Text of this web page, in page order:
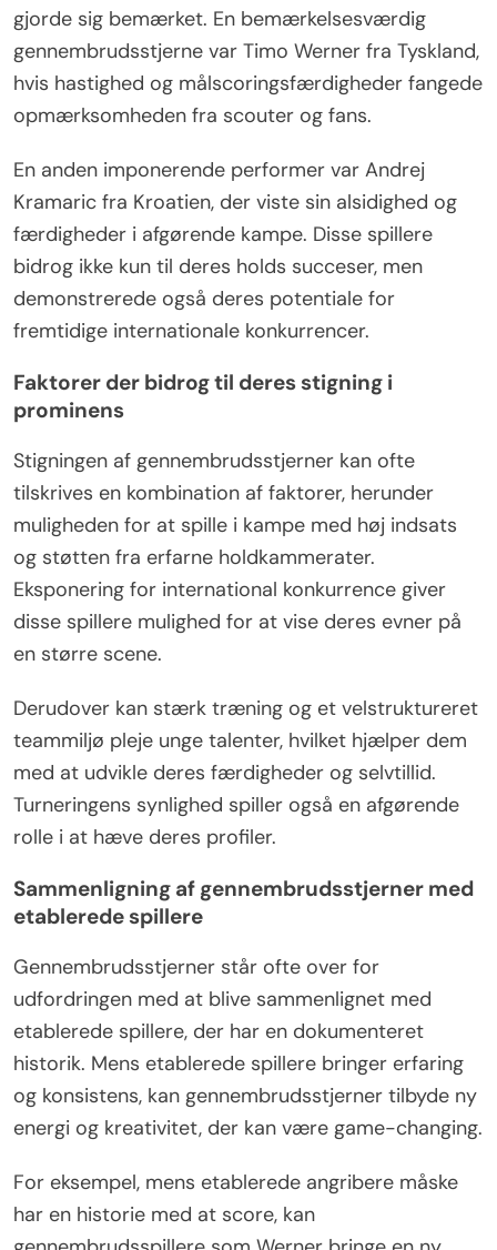
gjorde sig bemærket. En bemærkelsesværdig
gennembrudsstjerne var Timo Werner fra Tyskland,
hvis hastighed og målscoringsfærdigheder fangede
opmærksomheden fra scouter og fans.
En anden imponerende performer var Andrej
Kramaric fra Kroatien, der viste sin alsidighed og
færdigheder i afgørende kampe. Disse spillere
bidrog ikke kun til deres holds succeser, men
demonstrerede også deres potentiale for
fremtidige internationale konkurrencer.
Faktorer der bidrog til deres stigning i
prominens
Stigningen af gennembrudsstjerner kan ofte
tilskrives en kombination af faktorer, herunder
muligheden for at spille i kampe med høj indsats
og støtten fra erfarne holdkammerater.
Eksponering for international konkurrence giver
disse spillere mulighed for at vise deres evner på
en større scene.
Derudover kan stærk træning og et velstruktureret
teammiljø pleje unge talenter, hvilket hjælper dem
med at udvikle deres færdigheder og selvtillid.
Turneringens synlighed spiller også en afgørende
rolle i at hæve deres profiler.
Sammenligning af gennembrudsstjerner med
etablerede spillere
Gennembrudsstjerner står ofte over for
udfordringen med at blive sammenlignet med
etablerede spillere, der har en dokumenteret
historik. Mens etablerede spillere bringer erfaring
og konsistens, kan gennembrudsstjerner tilbyde ny
energi og kreativitet, der kan være game-changing.
For eksempel, mens etablerede angribere måske
har en historie med at score, kan